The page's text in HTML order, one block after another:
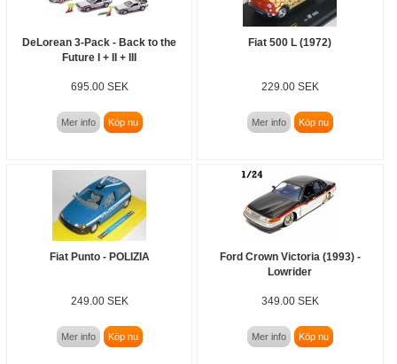
DeLorean 3-Pack - Back to the
Future I + II + III
695.00 SEK
Mer info Köp nu
Fiat 500 L (1972)
229.00 SEK
Mer info Köp nu
Fiat Punto - POLIZIA
249.00 SEK
Mer info Köp nu
Ford Crown Victoria (1993) -
Lowrider
349.00 SEK
Mer info Köp nu